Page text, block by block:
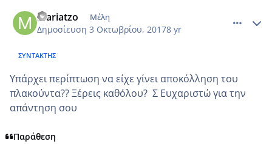
mariatzo Μέλη
Δημοσίευση 3 Οκτωβρίου, 20178 yr
ΣΥΝΤΆΚΤΗΣ
Υπάρχει περίπτωση να είχε γίνει αποκόλληση του
πλακούντα?? Ξέρεις καθόλου? Σ Ευχαριστώ για την
απάντηση σου
Παράθεση